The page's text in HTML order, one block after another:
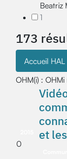
Beatriz
1
173
Accueil HAL
OHM(i) :
0
et